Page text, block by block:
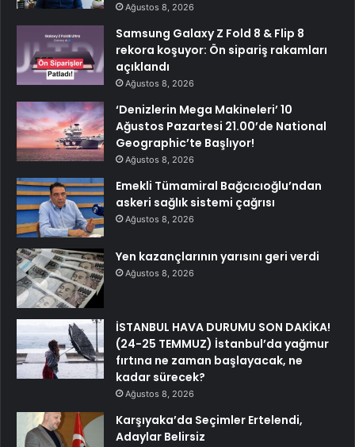
Ağustos 8, 2026
Samsung Galaxy Z Fold 8 & Flip 8
rekora koşuyor: Ön sipariş rakamları
açıklandı
Ağustos 8, 2026
‘Denizlerin Mega Makineleri’ 10
Ağustos Pazartesi 21.00’de National
Geographic’te Başlıyor!
Ağustos 8, 2026
Emekli Tümamiral Bağcıcıoğlu’ndan
askeri sağlık sistemi çağrısı
Ağustos 8, 2026
Yen kazançlarının yarısını geri verdi
Ağustos 8, 2026
İSTANBUL HAVA DURUMU SON DAKİKA!
(24-25 TEMMUZ) İstanbul’da yağmur
fırtına ne zaman başlayacak, ne
kadar sürecek?
Ağustos 8, 2026
Karşıyaka’da Seçimler Ertelendi,
Adaylar Belirsiz